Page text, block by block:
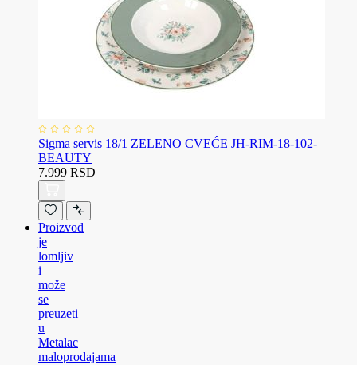
Sigma servis 18/1 ZELENO CVEĆE JH-RIM-18-102-
BEAUTY
7.999 RSD
Proizvod
je
lomljiv
i
može
se
preuzeti
u
Metalac
maloprodajama